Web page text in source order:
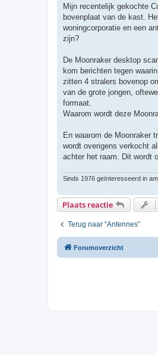
g
e
l
e
e
e
r
c
h
Mijn recentelijk gekochte
bovenplaat van de kast.
woningcorporatie en een
zijn?
De Moonraker desktop
kom berichten tegen
zitten 4 stralers bovenop
van de grote jongen,
formaat.
Waarom wordt deze
En waarom de Moonraker
wordt overigens verkocht
achter het raam. Dit wordt
Sinds 1976 geïnteresseerd in
Plaats reactie
Terug naar “Antennes”
Forumoverzicht